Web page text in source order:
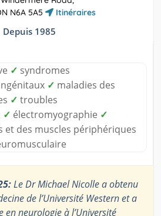
N6A 5A5
Itinéraires
Depuis 1985
✓ syndromes
✓ maladies des
✓ troubles
✓ électromyographie ✓
et des muscles périphériques
Le Dr Michael Nicolle a obtenu
de l’Université Western et a
en neurologie à l’Université